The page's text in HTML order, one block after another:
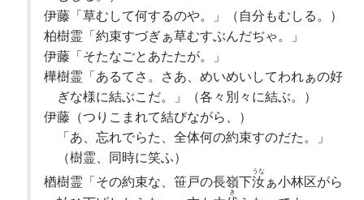
伊藤「草むして何するのや。」（自分もむしる。）
柏樹霊「約束すづぎぁ草むすぶんだぢゃ。」
伊藤「そたなごとあたたが。」
樺樹霊「あるてさ。さあ、めいめいしてわれぁの好
ぎな様に結ぶこだ。」（各々別々に結ぶ。）
伊藤（つりこまれて結びながら、）
「あ、忘れでらた、全体何の約束すのだた。」
（樹霊、同時に笑ふ）
楢樹霊「その約束な、笹戸の長嶺下汝
うな
ぁ小林区がら
き